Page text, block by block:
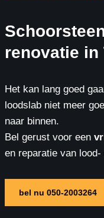
renovatie in
Het kan lang goed
loodslab niet meer
naar binnen.
Bel gerust voor een
en reparatie van
bel nu 050-2003264